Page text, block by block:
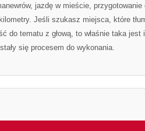
jazdę w mieście,
Jeśli szukasz miejsca, które
do tematu z głową, to właśnie taka
się procesem do wykonania.